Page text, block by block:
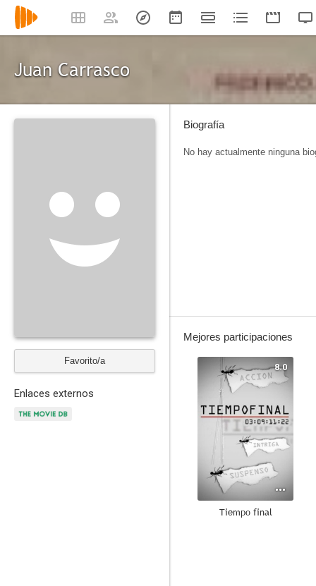
Juan Carrasco
Favorito/a
Enlaces externos
Biografía
No hay actualmente ninguna
Mejores participaciones
8.0
Tiempo final